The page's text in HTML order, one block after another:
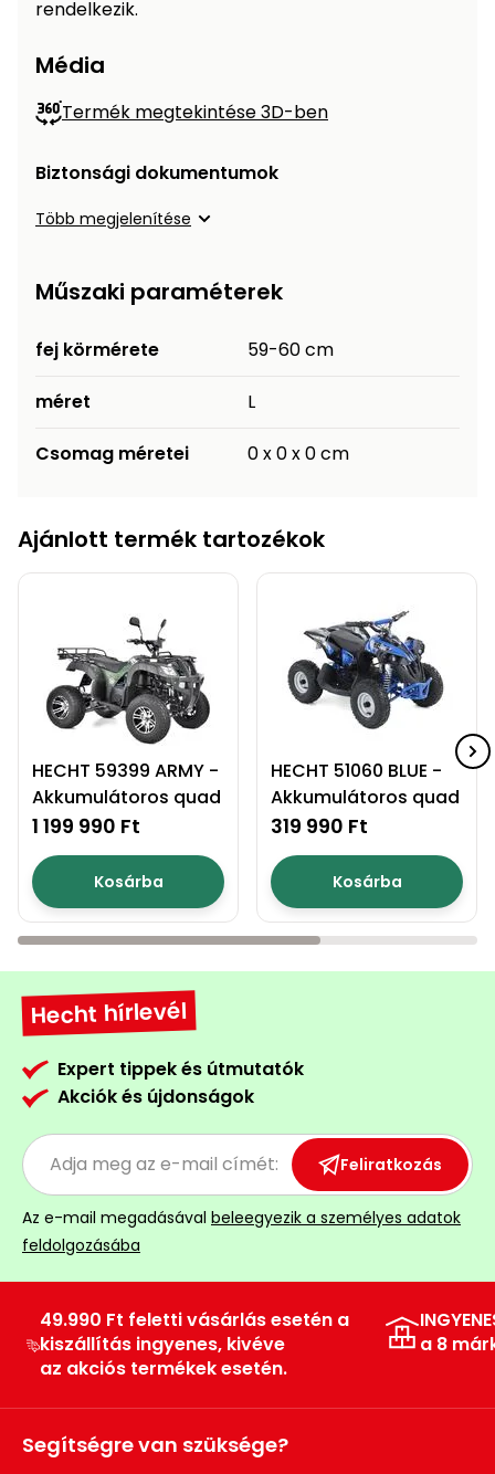
és
Komposztáló
eszközök
Kiegészítők
rendelkezik.
Média
Termék megtekintése 3D-ben
Biztonsági dokumentumok
Több megjelenítése
Műszaki paraméterek
fej körmérete 59-60 cm
méret L
Csomag méretei 0 x 0 x 0 cm
Ajánlott termék tartozékok
HECHT 59399 ARMY -
Akkumulátoros quad
1 199 990 Ft
Kosárba
HECHT 51060 BLUE -
Akkumulátoros quad
319 990 Ft
Kosárba
Hecht hírlevél
Expert tippek és útmutatók
Akciók és újdonságok
Feliratkozás
Az e-mail megadásával beleegyezik a személyes adatok
feldolgozásába
49.990 Ft feletti vásárlás esetén a
kiszállítás ingyenes, kivéve
az akciós termékek esetén.
a 8
Segítségre van szüksége?